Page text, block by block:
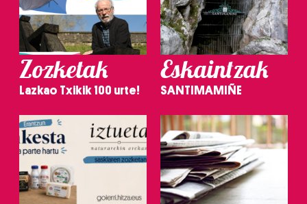
Zozketak
Lazkao Txikik 100 urte!
Eskaintzak
SANTIMAMIÑE